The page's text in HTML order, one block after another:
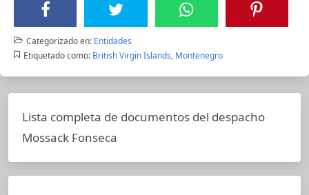
Categorizado en: Entidades
Etiquetado como: British Virgin Islands, Montenegro
Lista completa de documentos del despacho
Mossack Fonseca